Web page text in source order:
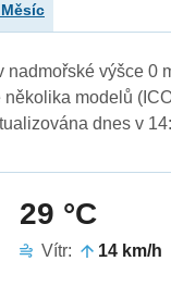
nadmořské výšce 0
modelů
dnes v
29 °C
Vítr: 14 km/h